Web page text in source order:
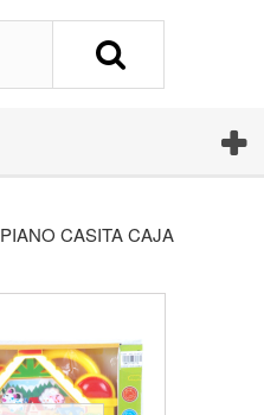
PIANO CASITA CAJA